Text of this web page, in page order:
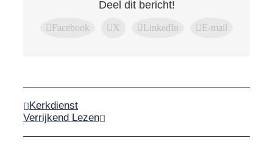
Deel dit bericht!
Facebook X LinkedIn E-mail
Kerkdienst
Verrijkend Lezen